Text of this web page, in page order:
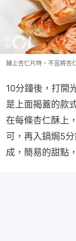
鋪上杏仁片時，不宜將杏
10分鐘後，打開
是上面揭蓋的款
在每條杏仁酥上
可，再入鍋焗5
成，簡易的甜點